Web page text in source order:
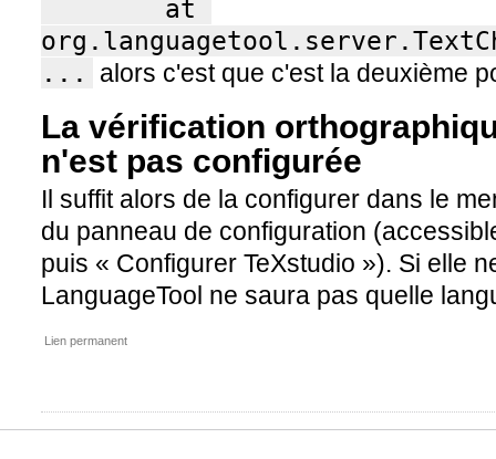
...
alors c'est que c'est la deuxième
La vérification
n'est pas configurée
Il suffit alors de la configurer dans le
du panneau de configuration
puis « Configurer TeXstudio »). Si elle
LanguageTool ne saura pas quelle
Lien permanent